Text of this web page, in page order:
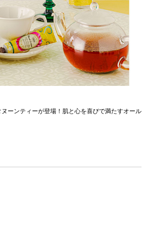
ーンティーが登場！肌と心を喜びで満たすオール